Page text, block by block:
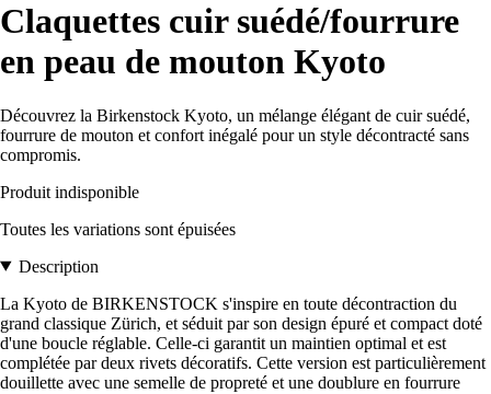
Claquettes cuir suédé/fourrure
en peau de mouton Kyoto
Découvrez la Birkenstock Kyoto, un mélange élégant de cuir suédé,
fourrure de mouton et confort inégalé pour un style décontracté sans
compromis.
Produit indisponible
Toutes les variations sont épuisées
Description
La Kyoto de BIRKENSTOCK s'inspire en toute décontraction du
grand classique Zürich, et séduit par son design épuré et compact doté
d'une boucle réglable. Celle-ci garantit un maintien optimal et est
complétée par deux rivets décoratifs. Cette version est particulièrement
douillette avec une semelle de propreté et une doublure en fourrure